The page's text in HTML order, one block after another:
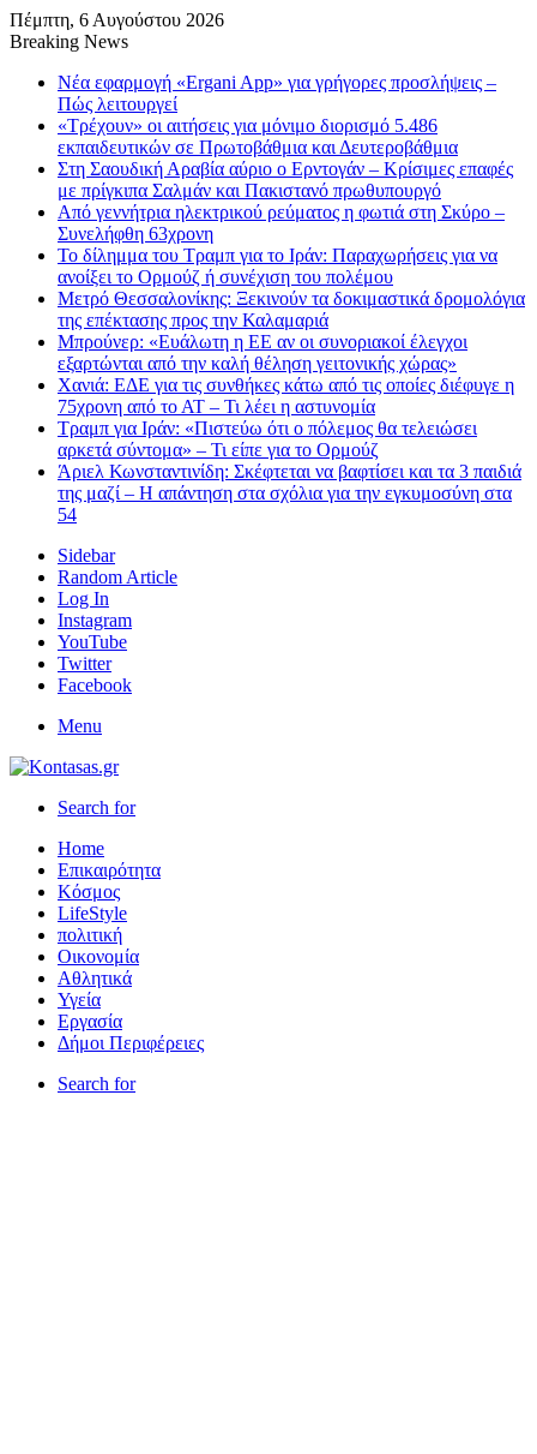
Πέμπτη, 6 Αυγούστου 2026
Breaking News
Νέα εφαρμογή «Ergani App» για γρήγορες προσλήψεις –
Πώς λειτουργεί
«Τρέχουν» οι αιτήσεις για μόνιμο διορισμό 5.486
εκπαιδευτικών σε Πρωτοβάθμια και Δευτεροβάθμια
Στη Σαουδική Αραβία αύριο ο Ερντογάν – Κρίσιμες επαφές
με πρίγκιπα Σαλμάν και Πακιστανό πρωθυπουργό
Από γεννήτρια ηλεκτρικού ρεύματος η φωτιά στη Σκύρο –
Συνελήφθη 63χρονη
Το δίλημμα του Τραμπ για το Ιράν: Παραχωρήσεις για να
ανοίξει το Ορμούζ ή συνέχιση του πολέμου
Μετρό Θεσσαλονίκης: Ξεκινούν τα δοκιμαστικά δρομολόγια
της επέκτασης προς την Καλαμαριά
Μπρούνερ: «Ευάλωτη η ΕΕ αν οι συνοριακοί έλεγχοι
εξαρτώνται από την καλή θέληση γειτονικής χώρας»
Χανιά: ΕΔΕ για τις συνθήκες κάτω από τις οποίες διέφυγε η
75χρονη από το ΑΤ – Τι λέει η αστυνομία
Τραμπ για Ιράν: «Πιστεύω ότι ο πόλεμος θα τελειώσει
αρκετά σύντομα» – Τι είπε για το Ορμούζ
Άριελ Κωνσταντινίδη: Σκέφτεται να βαφτίσει και τα 3 παιδιά
της μαζί – Η απάντηση στα σχόλια για την εγκυμοσύνη στα
54
Sidebar
Random Article
Log In
Instagram
YouTube
Twitter
Facebook
Menu
Search for
Home
Επικαιρότητα
Κόσμος
LifeStyle
πολιτική
Οικονομία
Αθλητικά
Υγεία
Εργασία
Δήμοι Περιφέρειες
Search for